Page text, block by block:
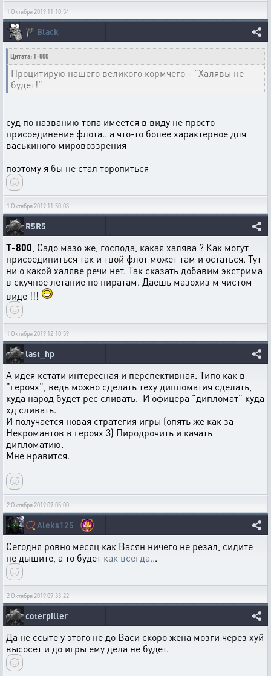
1 Октября 2019 11:10:54
🏴 Black
Цитата: T-800
Процитирую нашего великого кормчего - "Халявы не
будет!"
суд по названию топа имеется в виду не просто
присоединение флота.. а что-то более характерное для
васькиного мировоззрения
поэтому я бы не стал торопиться
1 Октября 2019 11:50:03
R5R5
T-800 , Садо мазо же, господа, какая халява ? Как могут
присоединиться так и твой флот может там и остаться. Тут
ни о какой халяве речи нет. Так сказать добавим экстрима
в скучное летание по пиратам. Даешь мазохиз м чистом
виде !!!
1 Октября 2019 12:10:59
last_hp
А идея кстати интересная и перспективная. Типо как в
"героях", ведь можно сделать теху дипломатия сделать,
куда народ будет рес сливать. И офицера "дипломат" куда
хд сливать.
И получается новая стратегия игры (опять же как за
Некромантов в героях 3) Пиродрочить и качать
дипломатию.
Мне нравится.
2 Октября 2019 09:05:00
📿Aleks125
Сегодня ровно месяц как Васян ничего не резал, сидите
не дышите, а то будет как всегда...
2 Октября 2019 09:33:22
coterpiller
Да не ссыте у этого не до Васи скоро жена мозги через хуй
высосет и до игры ему дела не будет.